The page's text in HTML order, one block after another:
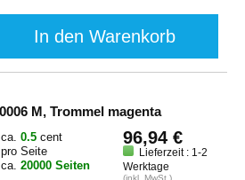
In den Warenkorb
Trommeleinheit 43870006 M, Trommel magenta
ca. 0.5 cent
pro Seite
ca. 20000 Seiten
96,94 €
Lieferzeit : 1-2
Werktage
(inkl. MwSt.)